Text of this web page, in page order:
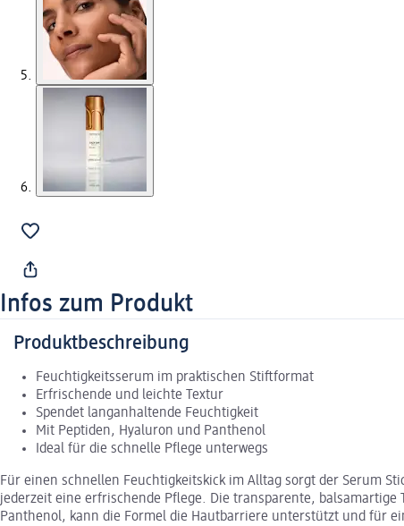
Infos zum Produkt
Produktbeschreibung
Feuchtigkeitsserum im praktischen Stiftformat
Erfrischende und leichte Textur
Spendet langanhaltende Feuchtigkeit
Mit Peptiden, Hyaluron und Panthenol
Ideal für die schnelle Pflege unterwegs
Für einen schnellen Feuchtigkeitskick im Alltag sorgt der Serum
jederzeit eine erfrischende Pflege. Die transparente,
Panthenol, kann die Formel die Hautbarriere unterstützt und für